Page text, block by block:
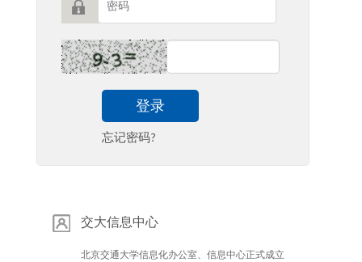
登录
忘记密码?
交大信息中心
北京交通大学信息化办公室、信息中心正式成立